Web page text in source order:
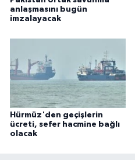
anlaşmasını bugün
imzalayacak
Hürmüz'den geçişlerin
ücreti, sefer hacmine bağlı
olacak